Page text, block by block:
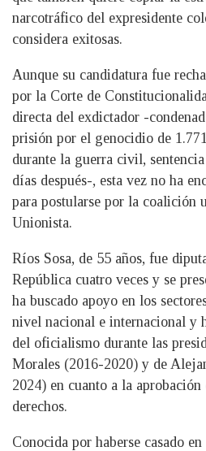
narcotráfico del expresidente
considera exitosas.
Aunque su candidatura fue
por la Corte de
directa del exdictador -
prisión por el genocidio de
durante la guerra civil,
días después-, esta vez no ha
para postularse por la coalición
Unionista.
Ríos Sosa, de 55 años, fue
República cuatro veces y se
ha buscado apoyo en los
nivel nacional e internacional y
del oficialismo durante las
Morales (2016-2020) y de
2024) en cuanto a la aprobación
derechos.
Conocida por haberse casado